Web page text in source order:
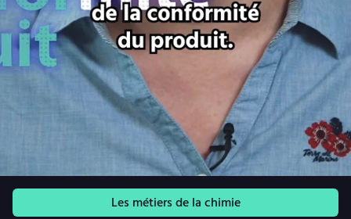
Les métiers de la chimie